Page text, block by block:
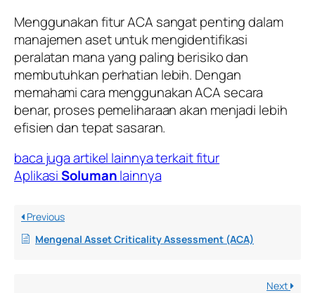
Menggunakan fitur ACA sangat penting dalam
manajemen aset untuk mengidentifikasi
peralatan mana yang paling berisiko dan
membutuhkan perhatian lebih. Dengan
memahami cara menggunakan ACA secara
benar, proses pemeliharaan akan menjadi lebih
efisien dan tepat sasaran.
baca juga artikel lainnya terkait fitur
AplikasiSolumanlainnya
Previous
Mengenal Asset Criticality Assessment (ACA)
Next